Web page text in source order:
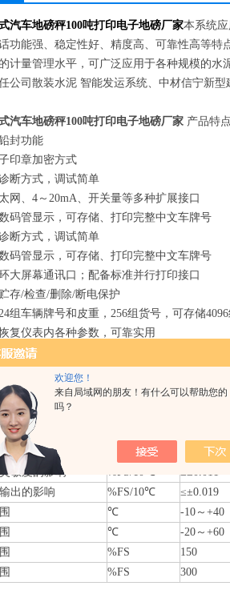
欢迎您！
来自局域网的朋友！有什么可以帮助您的
吗？
汽车地磅秤100吨打印电子地磅厂家本系统
功能强、稳定性好、精度高、可靠性高等
计量管理水平，可广泛应用于各种规模的
公司散装水泥 智能发运系统、中材信宁新
汽车地磅秤100吨打印电子地磅厂家 产品特点
封功能
印章加密方式
断方式，调试简单
网、4～20mA、开关量等多种扩展接口
码管显示，可存储、打印完整中文车牌号
断方式，调试简单
码管显示，可存储、打印完整中文车牌号
大屏幕通讯口；配备标准并行打印接口
存/检查/删除/断电保护
组车辆牌号和皮重，256组货号，可存储
复仪表内各种参数，可靠实用
指标
数
n max 3000
值
%FS/30min ≤±0.016
敏度的影响
%FS/10℃ ≤±0.011
出的影响
%FS/10℃ ≤±0.019
℃ -10～+40
℃ -20～+60
%FS 150
%FS 300